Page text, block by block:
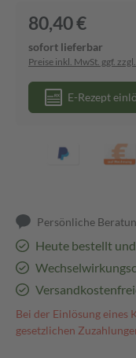
80,40 €
sofort lieferbar
Preise inkl. MwSt. ggf.
E-Rezept
Persönliche
Heute bestellt
Bei der Einlösung eines
gesetzlichen